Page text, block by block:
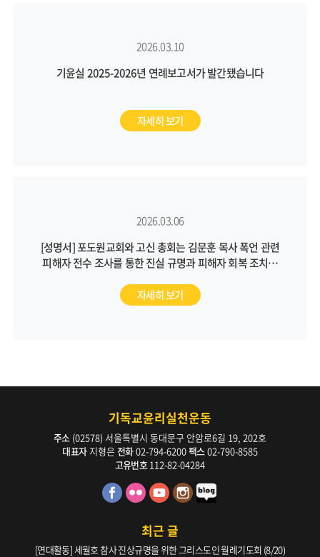
2026.03.10
기윤실 2025-2026년 연례보고서가 발간됐습니다
자세히 보기
2026.03.06
[성명서] 포도원교회와 고신 총회는 김문훈 목사 폭언 관련
피해자 전수 조사를 통한 진실 규명과 피해자 회복 조치를
자세히 보기
기독교윤리실천운동
주소 (02578) 서울특별시 동대문구 안암로6길 19, 202호
대표자지형은 전화02-794-6200팩스 02-790-8585
고유번호 112-82-04284
최근 글
[연대활동] 세월호 참사 진상규명을 위한 그리스도인 월례기도회 (8/20)